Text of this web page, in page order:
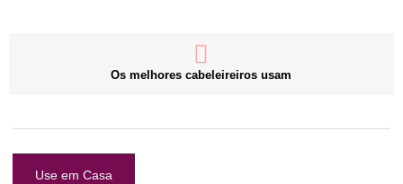
Os melhores cabeleireiros usam
Use em Casa